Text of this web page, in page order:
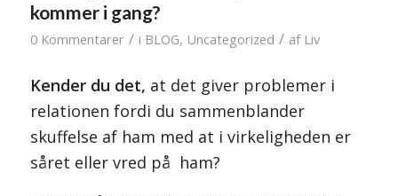
kommer i gang?
0 Kommentarer / i BLOG, Uncategorized / af Liv
Kender du det, at det giver problemer i
relationen fordi du sammenblander
skuffelse af ham med at i virkeligheden er
såret eller vred på ham?